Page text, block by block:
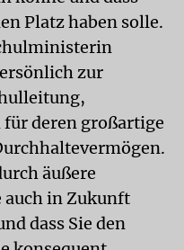
Platz haben solle.
zur
deren großartige
äußere
auch in Zukunft
dass Sie den